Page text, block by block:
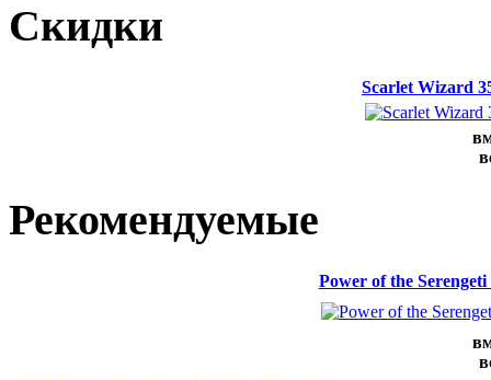
Скидки
Scarlet Wizard
Рекомендуемые
Power of the